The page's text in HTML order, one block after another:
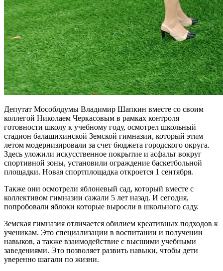
Депутат Мособлдумы Владимир Шапкин вместе со своим
коллегой Николаем Черкасовым в рамках контроля
готовности школу к учебному году, осмотрел школьный
стадион балашихинской Земской гимназии, который этим
летом модернизировали за счет бюджета городского округа.
Здесь уложили искусственное покрытие и асфальт вокруг
спортивной зоны, установили ограждение баскетбольной
площадки. Новая спортплощадка откроется 1 сентября.
Также они осмотрели яблоневый сад, который вместе с
коллективом гимназии сажали 5 лет назад. И сегодня,
попробовали яблоки которые выросли в школьного саду.
Земская гимназия отличается обилием креативных подходов к
ученикам. Это специализации в воспитании и получении
навыков, а также взаимодействие с высшими учебными
заведениями. Это позволяет развить навыки, чтобы дети
уверенно шагали по жизни.